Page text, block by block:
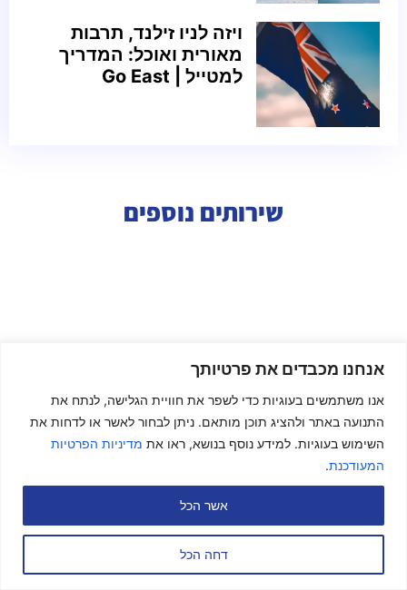
אנחנו מכבדים את פרטיותך
אנו משתמשים בעוגיות כדי לשפר את חוויית הגלישה, לנתח את
התנועה באתר ולהציג תוכן מותאם. ניתן לבחור לאשר או לדחות את
השימוש בעוגיות. למידע נוסף בנושא, ראו את מדיניות הפרטיות
המעודכנת.
דחה הכל
אשר הכל
ויזה לניו זילנד, תרבות
מאורית ואוכל: המדריך
למטייל | Go East
שירותים נוספים